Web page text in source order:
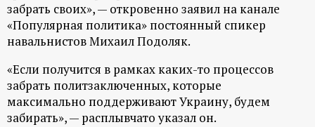
т
а
л
забрать своих», — откровенно заявил на канале
«Популярная политика» постоянный спикер
навальнистов Михаил Подоляк.
«Если получится в рамках каких-то процессов
забрать политзаключенных, которые
максимально поддерживают Украину, будем
забирать», — расплывчато указал он.